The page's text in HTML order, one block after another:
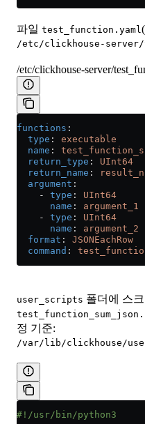
파일 test_function.yaml
/etc/clickhouse-
/etc/clickhouse-server/
functions :
  type
: executable
  name
:
  return_type
: UInt64
  return_name
:
  argument
:
    -
type : UInt64
      name
: argument_1
    -
type : UInt64
      name
: argument_2
  format
: JSONEachRow
  command
:
user_scripts 폴더에 스
정 기준:
/var/lib/clickhouse/
#!/usr/bin/python3